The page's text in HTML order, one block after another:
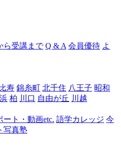
ャ
越
ら受講まで Q & A 会員優待 よ
寿 錦糸町 北千住 八王子 昭和
柏 川口 自由が丘 川越
ート・動画etc. 語学カレッジ 今
写真塾